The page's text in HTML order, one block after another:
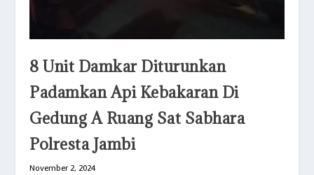
8 Unit Damkar Diturunkan
Padamkan Api Kebakaran Di
Gedung A Ruang Sat Sabhara
Polresta Jambi
November 2, 2024